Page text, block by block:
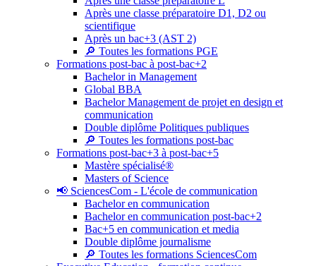
Après une classe préparatoire D1, D2 ou
scientifique
Après un bac+3 (AST 2)
🔎 Toutes les formations PGE
Formations post-bac à post-bac+2
Bachelor in Management
Global BBA
Bachelor Management de projet en design et
communication
Double diplôme Politiques publiques
🔎 Toutes les formations post-bac
Formations post-bac+3 à post-bac+5
Mastère spécialisé®
Masters of Science
📢 SciencesCom - L'école de communication
Bachelor en communication
Bachelor en communication post-bac+2
Bac+5 en communication et media
Double diplôme journalisme
🔎 Toutes les formations SciencesCom